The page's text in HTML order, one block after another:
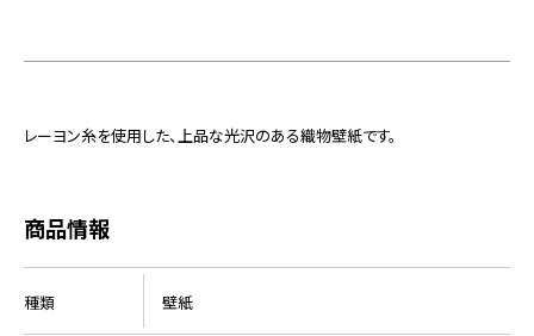
レーヨン糸を使用した、上品な光沢のある織物壁紙です。
商品情報
種類 壁紙